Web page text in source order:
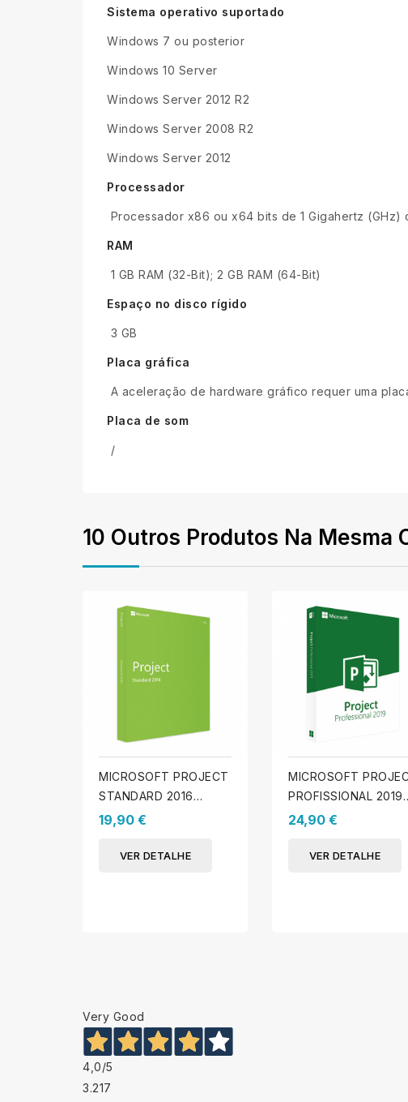
Sistema operativo suportado
Windows 7 ou posterior
Windows 10 Server
Windows Server 2012 R2
Windows Server 2008 R2
Windows Server 2012
Processador
Processador x86 ou x64 bits de 1 Gigahertz (GHz)
RAM
1 GB RAM (32-Bit); 2 GB RAM (64-Bit)
Espaço no disco rígido
3 GB
Placa gráfica
A aceleração de hardware gráfico requer uma
Placa de som
/
10 Outros Produtos Na Mesma
MICROSOFT PROJECT
STANDARD 2016
(WINDOWS)
19,90 €
VER DETALHE
MICROSOFT
PROFISSIONAL 2019
(WINDOWS)
24,90 €
VER DETALHE
Very Good
4,0/5
3.217